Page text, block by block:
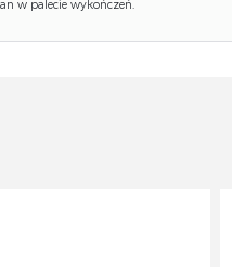
w palecie wykończeń.